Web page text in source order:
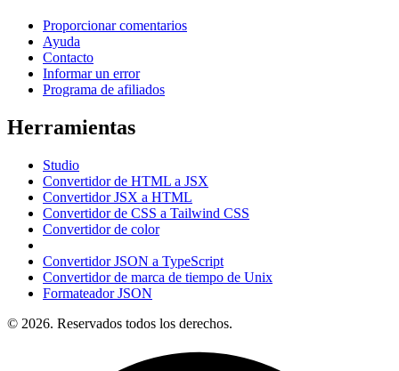
Proporcionar comentarios
Ayuda
Contacto
Informar un error
Programa de afiliados
Herramientas
Studio
Convertidor de HTML a JSX
Convertidor JSX a HTML
Convertidor de CSS a Tailwind CSS
Convertidor de color
Convertidor JSON a TypeScript
Convertidor de marca de tiempo de Unix
Formateador JSON
© 2026. Reservados todos los derechos.